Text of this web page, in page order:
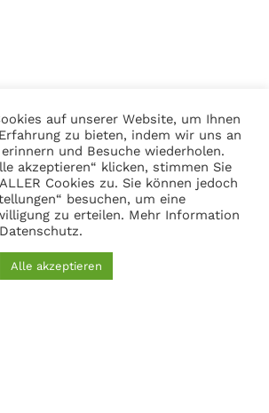
22
auf unserer Website, um Ihnen
zu bieten, indem wir uns an
und Besuche wiederholen.
akzeptieren“ klicken, stimmen Sie
Cookies zu. Sie können jedoch
besuchen, um eine
zu erteilen. Mehr Information
Datenschutz.
Alle akzeptieren